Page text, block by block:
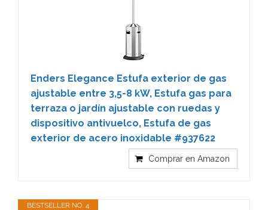
Enders Elegance Estufa exterior de gas
ajustable entre 3,5-8 kW, Estufa gas para
terraza o jardín ajustable con ruedas y
dispositivo antivuelco, Estufa de gas
exterior de acero inoxidable #937622
Comprar en Amazon
BESTSELLER NO. 4